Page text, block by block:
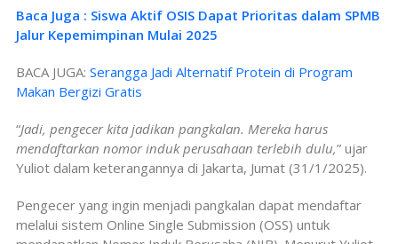
Baca Juga : Siswa Aktif OSIS Dapat Prioritas dalam SPMB
Jalur Kepemimpinan Mulai 2025
BACA JUGA: Serangga Jadi Alternatif Protein di Program
Makan Bergizi Gratis
“Jadi, pengecer kita jadikan pangkalan. Mereka harus
mendaftarkan nomor induk perusahaan terlebih dulu,” ujar
Yuliot dalam keterangannya di Jakarta, Jumat (31/1/2025).
Pengecer yang ingin menjadi pangkalan dapat mendaftar
melalui sistem Online Single Submission (OSS) untuk